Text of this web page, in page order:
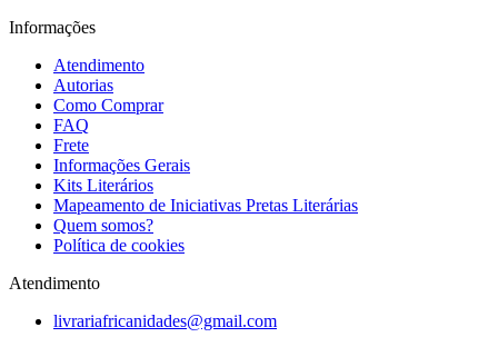
Informações
Atendimento
Autorias
Como Comprar
FAQ
Frete
Informações Gerais
Kits Literários
Mapeamento de Iniciativas Pretas Literárias
Quem somos?
Política de cookies
Atendimento
livrariafricanidades@gmail.com